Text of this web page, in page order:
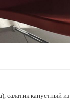
салатик капустный из